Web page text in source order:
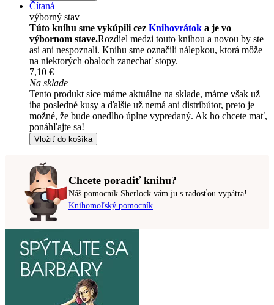
Čítaná
výborný stav
Túto knihu sme vykúpili cez Knihovrátok a je vo
výbornom stave.Rozdiel medzi touto knihou a novou by ste
asi ani nespoznali. Knihu sme označili nálepkou, ktorá môže
na niektorých obaloch zanechať stopy.
7,10 €
Na sklade
Tento produkt síce máme aktuálne na sklade, máme však už
iba posledné kusy a ďalšie už nemá ani distribútor, preto je
možné, že bude onedlho úplne vypredaný. Ak ho chcete mať,
ponáhľajte sa!
Vložiť do košíka
Chcete poradiť knihu?
Náš pomocník Sherlock vám ju s radosťou vypátra!
Knihomoľský pomocník